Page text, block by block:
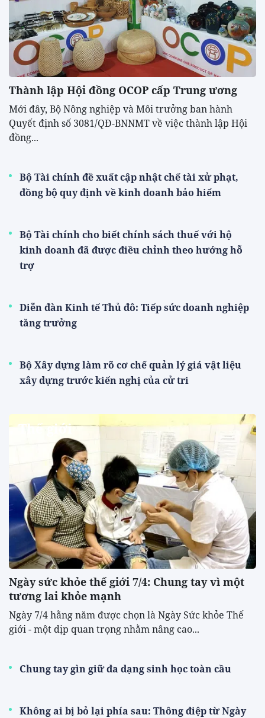
Thành lập Hội đồng OCOP cấp Trung ương
Mới đây, Bộ Nông nghiệp và Môi trưởng ban hành
Quyết định số 3081/QĐ-BNNMT về việc thành lập Hội
đồng...
Bộ Tài chính đề xuất cập nhật chế tài xử phạt,
đồng bộ quy định về kinh doanh bảo hiểm
Bộ Tài chính cho biết chính sách thuế với hộ
kinh doanh đã được điều chỉnh theo hướng hỗ
trợ
Diễn đàn Kinh tế Thủ đô: Tiếp sức doanh nghiệp
tăng trưởng
Bộ Xây dựng làm rõ cơ chế quản lý giá vật liệu
xây dựng trước kiến nghị của cử tri
Thế giới
Ngày sức khỏe thế giới 7/4: Chung tay vì một
tương lai khỏe mạnh
Ngày 7/4 hằng năm được chọn là Ngày Sức khỏe Thế
giới - một dịp quan trọng nhằm nâng cao...
Chung tay gìn giữ đa dạng sinh học toàn cầu
Không ai bị bỏ lại phía sau: Thông điệp từ Ngày